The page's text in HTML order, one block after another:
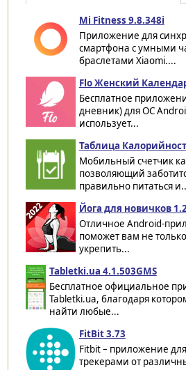
Mi Fitness 9.8.348i
Приложение для
смартфона с умными
браслетами Xiaomi....
Flo Женский
Бесплатное
дневник) для ОС
использует...
Таблица
Мобильный счетчик
позволяющий
правильно питаться
Йога для новичков
Отличное Android-
поможет вам не
укрепить...
Tabletki.ua 4.1.503GMS
Бесплатное официальное
Tabletki.ua, благодаря
найти любые...
FitBit 3.73
Fitbit – приложение
трекерами от